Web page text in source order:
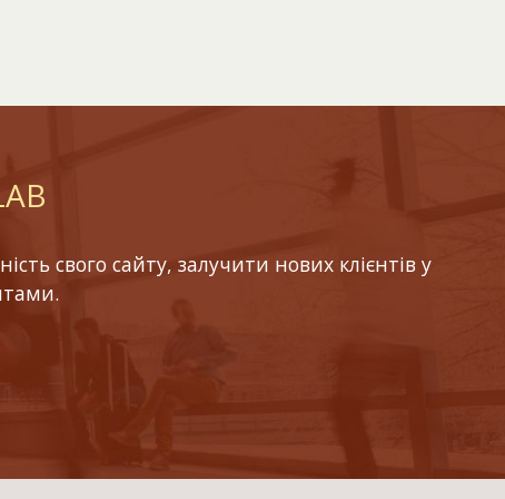
свого сайту, залучити нових клієнтів у